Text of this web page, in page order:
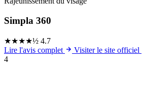
Simpla 360
★★★★½ 4.7
Lire l'avis complet
Visiter le site officiel
4